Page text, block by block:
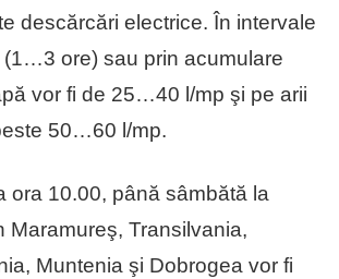
descărcări electrice. În intervale
(1…3 ore) sau prin acumulare
vor fi de 25…40 l/mp şi pe arii
50…60 l/mp.
ora 10.00, până sâmbătă la
Maramureş, Transilvania,
Muntenia şi Dobrogea vor fi